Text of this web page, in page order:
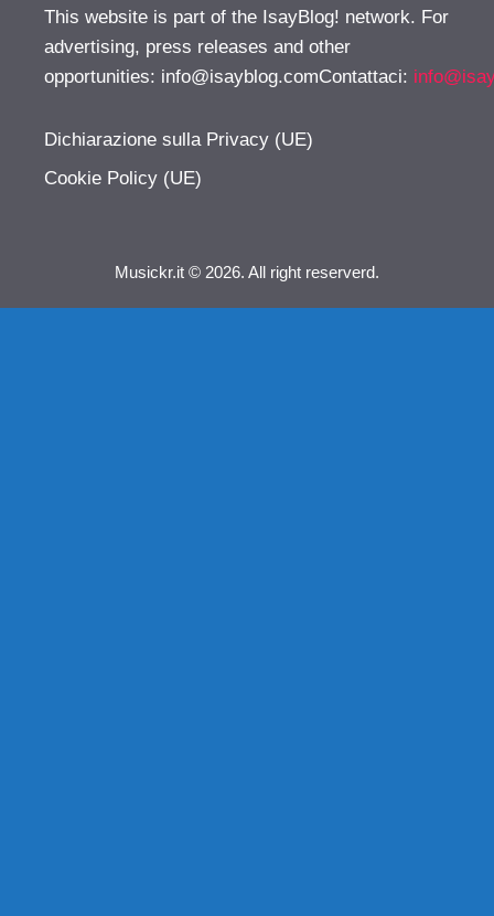
This website is part of the IsayBlog! network. For
advertising, press releases and other
opportunities: info@isayblog.comContattaci:
Dichiarazione sulla Privacy (UE)
Cookie Policy (UE)
Musickr.it © 2026. All right reserverd.